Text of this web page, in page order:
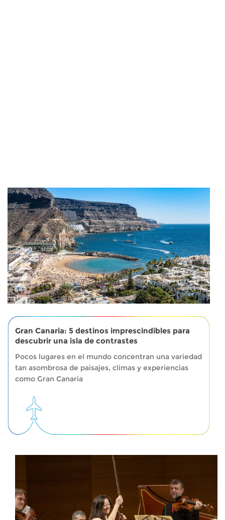
Gran Canaria: 5 destinos imprescindibles para
descubrir una isla de contrastes
Pocos lugares en el mundo concentran una variedad
tan asombrosa de paisajes, climas y experiencias
como Gran Canaria